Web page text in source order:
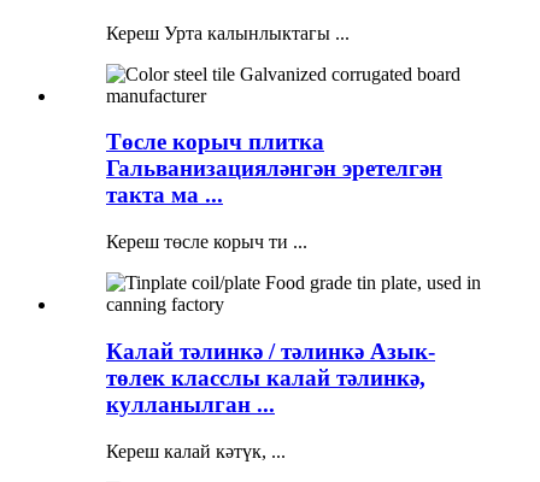
Кереш Урта калынлыктагы ...
Төсле корыч плитка
Гальванизацияләнгән эретелгән
такта ма ...
Кереш төсле корыч ти ...
Калай тәлинкә / тәлинкә Азык-
төлек класслы калай тәлинкә,
кулланылган ...
Кереш калай кәтүк, ...